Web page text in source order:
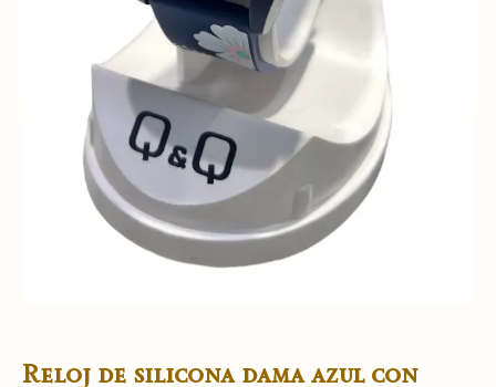
Reloj de silicona dama azul con